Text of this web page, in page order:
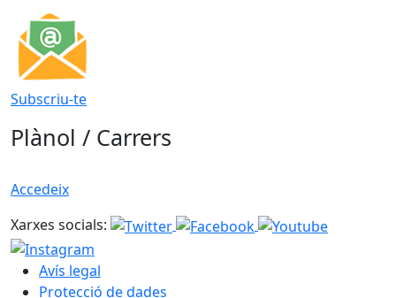
Subscriu-te
Plànol / Carrers
Accedeix
Xarxes socials:
Avís legal
Protecció de dades